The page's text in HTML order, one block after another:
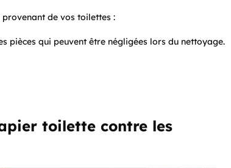
de vos toilettes :
pièces qui peuvent être négligées lors du nettoyage.
toilette contre les